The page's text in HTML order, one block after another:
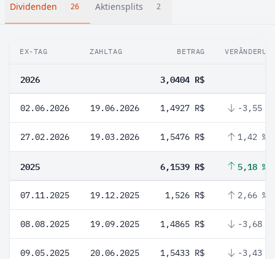
Dividenden 26 Aktiensplits 2
EX-TAG ZAHLTAG BETRAG
2026 3,0404 R$
02.06.2026 19.06.2026 1,4927 R$ -3,55 %
27.02.2026 19.03.2026 1,5476 R$ 1,42 %
2025 6,1539 R$ 5,18 %
07.11.2025 19.12.2025 1,526 R$ 2,66 %
08.08.2025 19.09.2025 1,4865 R$ -3,68 %
09.05.2025 20.06.2025 1,5433 R$ -3,43 %